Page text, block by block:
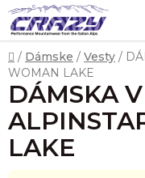
Prejsť
na
obsah
Domov
/ Dámske / Vesty /
WOMAN LAKE
DÁMSKA
LAKE